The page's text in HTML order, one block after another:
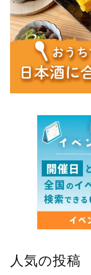
人気の投稿